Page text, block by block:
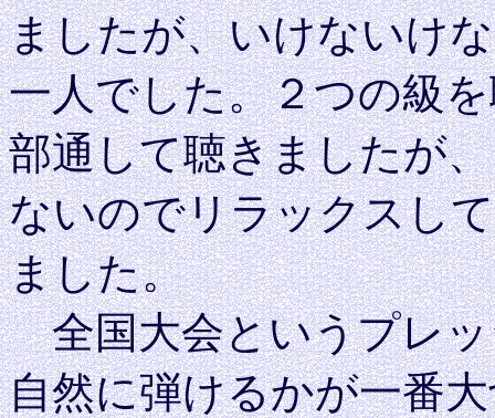
ましたが、いけないけ
一人でした。２つの級
部通して聴きましたが
ないのでリラックスし
ました。
全国大会というプレッ
自然に弾けるかが一番